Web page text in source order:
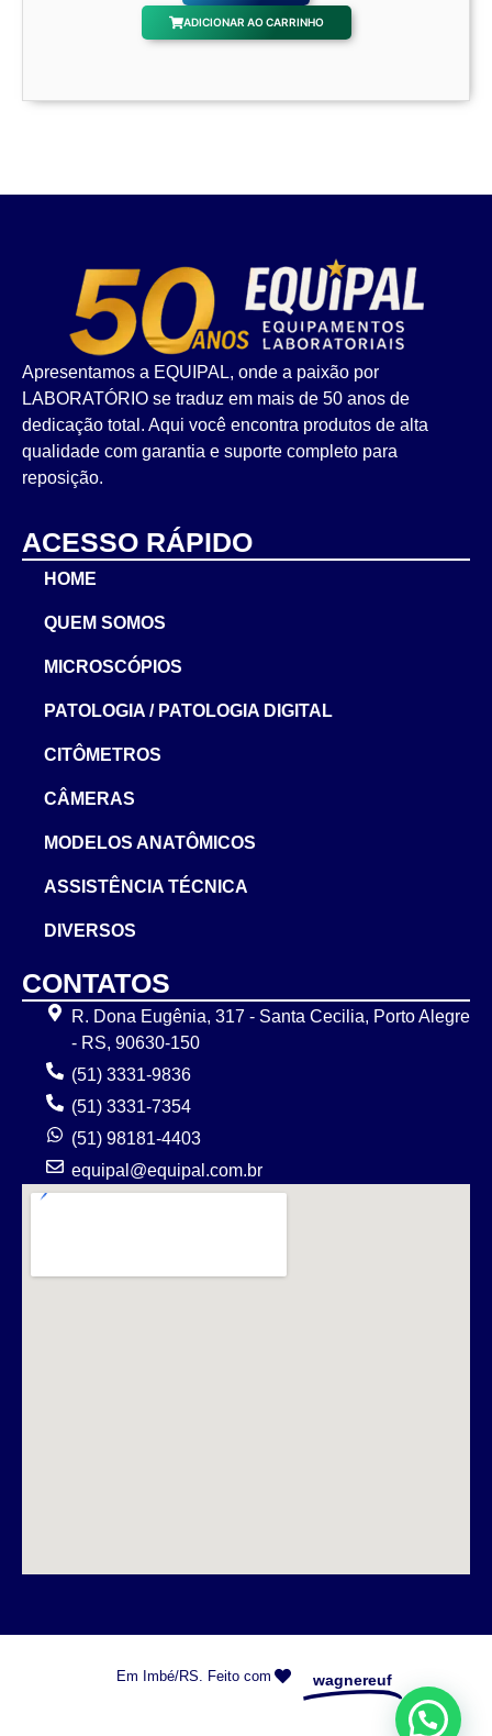
ADICIONAR AO CARRINHO
Apresentamos a EQUIPAL, onde a paixão por
LABORATÓRIO se traduz em mais de 50 anos de
dedicação total. Aqui você encontra produtos de alta
qualidade com garantia e suporte completo para
reposição.
ACESSO RÁPIDO
HOME
QUEM SOMOS
MICROSCÓPIOS
PATOLOGIA / PATOLOGIA DIGITAL
CITÔMETROS
CÂMERAS
MODELOS ANATÔMICOS
ASSISTÊNCIA TÉCNICA
DIVERSOS
CONTATOS
R. Dona Eugênia, 317 - Santa Cecilia, Porto Alegre
- RS, 90630-150
(51) 3331-9836
(51) 3331-7354
(51) 98181-4403
equipal@equipal.com.br
Em Imbé/RS. Feito com wagnereuf